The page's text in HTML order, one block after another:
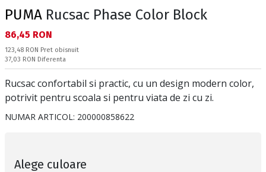
PUMA Rucsac Phase Color Block
Текуща цена:
86,45 RON
Pret obisnuit:
123,48 RON Pret obisnuit
Спестявате:
37,03 RON Diferenta
Rucsac confortabil si practic, cu un design modern color,
potrivit pentru scoala si pentru viata de zi cu zi.
NUMAR ARTICOL: 200000858622
Alege culoare